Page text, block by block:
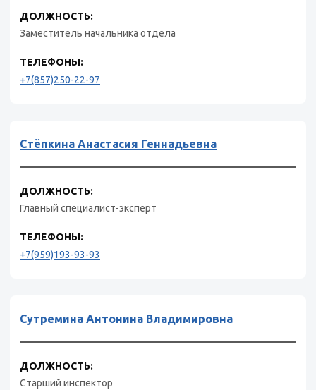
ДОЛЖНОСТЬ:
Заместитель начальника отдела
ТЕЛЕФОНЫ:
+7(857)250-22-97
Стёпкина Анастасия Геннадьевна
ДОЛЖНОСТЬ:
Главный специалист-эксперт
ТЕЛЕФОНЫ:
+7(959)193-93-93
Сутремина Антонина Владимировна
ДОЛЖНОСТЬ:
Старший инспектор